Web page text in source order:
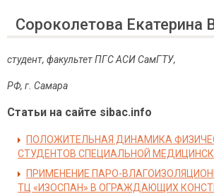
Сороколетова Екатерина
студент, факультет ПГС АСИ СамГТУ,
РФ, г. Самара
Статьи на сайте sibac.info
ПОЛОЖИТЕЛЬНАЯ ДИНАМИКА
СТУДЕНТОВ СПЕЦИАЛЬНОЙ
ПРИМЕНЕНИЕ ПАРО-
ТЦ «ИЗОСПАН» В ОГРАЖДАЮЩИХ